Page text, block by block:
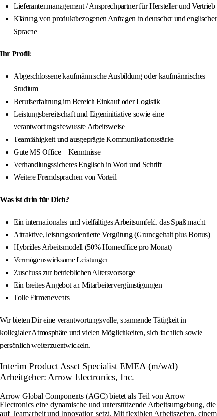
Lieferantenmanagement / Ansprechpartner für Hersteller und Vertrieb
Klärung von produktbezogenen Anfragen in deutscher und englischer
Sprache
Ihr Profil:
Abgeschlossene kaufmännische Ausbildung oder kaufmännisches
Studium
Berufserfahrung im Bereich Einkauf oder Logistik
Leistungsbereitschaft und Eigeninitiative sowie eine
verantwortungsbewusste Arbeitsweise
Teamfähigkeit und ausgeprägte Kommunikationsstärke
Gute MS Office – Kenntnisse
Verhandlungssicheres Englisch in Wort und Schrift
Weitere Fremdsprachen von Vorteil
Was ist drin für Dich?
Ein internationales und vielfältiges Arbeitsumfeld, das Spaß macht
Attraktive, leistungsorientierte Vergütung (Grundgehalt plus Bonus)
Hybrides Arbeitsmodell (50% Homeoffice pro Monat)
Vermögenswirksame Leistungen
Zuschuss zur betrieblichen Altersvorsorge
Ein breites Angebot an Mitarbeitervergünstigungen
Tolle Firmenevents
Wir bieten Dir eine verantwortungsvolle, spannende Tätigkeit in
kollegialer Atmosphäre und vielen Möglichkeiten, sich fachlich sowie
persönlich weiterzuentwickeln.
Interim Product Asset Specialist EMEA (m/w/d)
Arbeitgeber: Arrow Electronics, Inc.
Arrow Global Components (AGC) bietet als Teil von Arrow
Electronics eine dynamische und unterstützende Arbeitsumgebung, die
auf Teamarbeit und Innovation setzt. Mit flexiblen Arbeitszeiten, einem